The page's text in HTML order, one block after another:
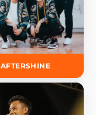
AFTERSHINE